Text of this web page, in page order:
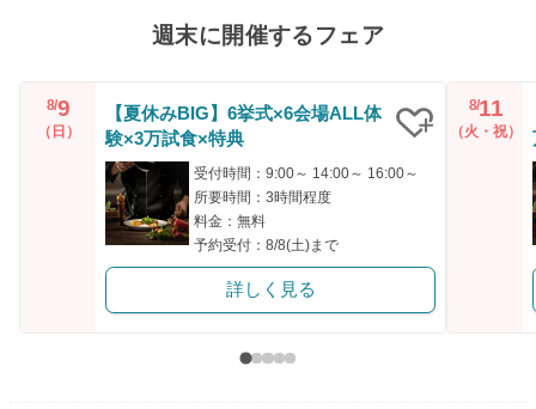
週末に開催するフェア
8/9
（日）
【夏休みBIG】6挙式×6会場ALL体
験×3万試食×特典
受付時間：9:00～ 14:00～ 16:00～
所要時間：3時間程度
料金：無料
予約受付：8/8(土)まで
詳しく見る
8/11
（火・祝）